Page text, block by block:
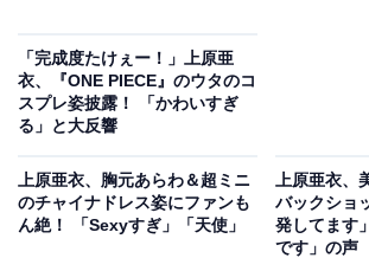
「完成度たけぇー！」上原亜
衣、『ONE PIECE』のウタのコ
スプレ姿披露！ 「かわいすぎ
る」と大反響
上原亜衣、胸元あらわ＆超ミニ
のチャイナドレス姿にファンも
ん絶！ 「Sexyすぎ」「天使」
上原亜衣、
バックショ
発してます
です」の声